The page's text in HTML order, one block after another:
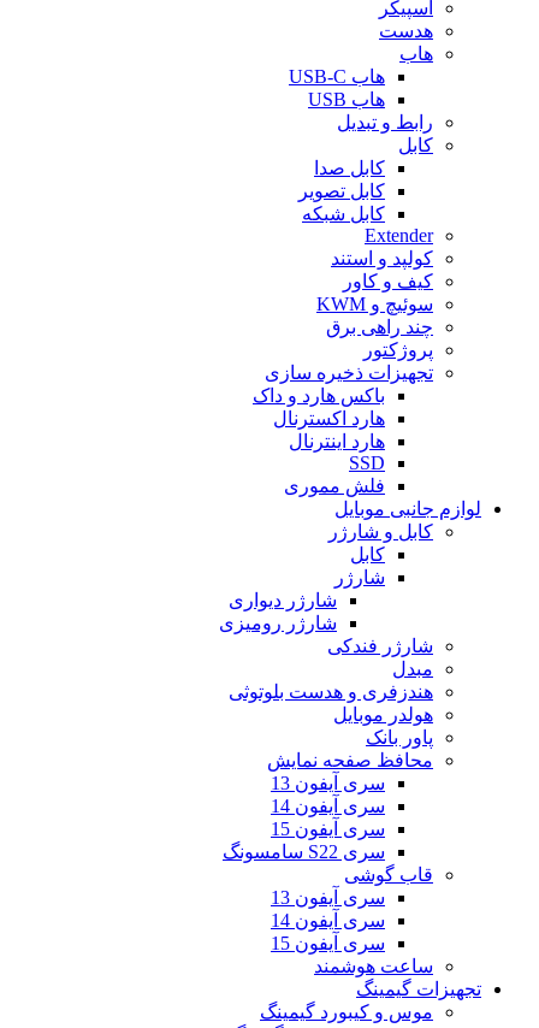
اسپیکر
هدست
هاب
هاب USB-C
هاب USB
رابط و تبدیل
کابل
کابل صدا
کابل تصویر
کابل شبکه
Extender
کولپد و استند
کیف و کاور
سوئیچ و KWM
چند راهی برق
پروژکتور
تجهیزات ذخیره سازی
باکس هارد و داک
هارد اکسترنال
هارد اینترنال
SSD
فلش مموری
لوازم جانبی موبایل
کابل و شارژر
کابل
شارژر
شارژر دیواری
شارژر رومیزی
شارژر فندکی
مبدل
هندزفری و هدست بلوتوثی
هولدر موبایل
پاور بانک
محافظ صفحه نمایش
سری آیفون 13
سری آیفون 14
سری آیفون 15
سری S22 سامسونگ
قاب گوشی
سری آیفون 13
سری آیفون 14
سری آیفون 15
ساعت هوشمند
تجهیزات گیمینگ
موس و کیبورد گیمینگ